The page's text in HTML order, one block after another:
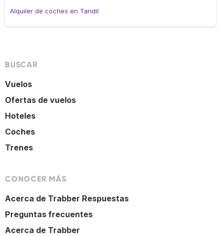
Alquiler de coches en Tandil
BUSCAR
Vuelos
Ofertas de vuelos
Hoteles
Coches
Trenes
CONOCER MÁS
Acerca de Trabber Respuestas
Preguntas frecuentes
Acerca de Trabber